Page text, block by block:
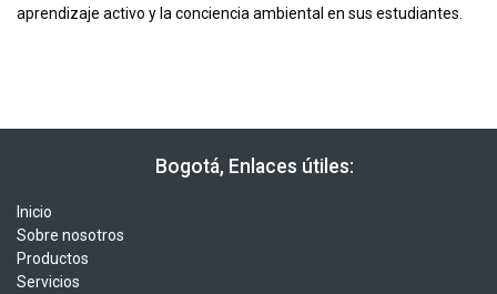
aprendizaje activo y la conciencia ambiental en sus estudiantes.
​​ Bogotá, Enlaces útiles:
Inicio
Sobre nosotros
Productos
Servicios